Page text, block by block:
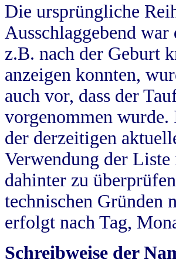
Die ursprüngliche
Ausschlaggebend
z.B. nach der Geburt
anzeigen konnten,
auch vor, dass der
vorgenommen
der derzeitigen
Verwendung der
dahinter zu
technischen Gründen
erfolgt nach Tag,
Schreibweise der